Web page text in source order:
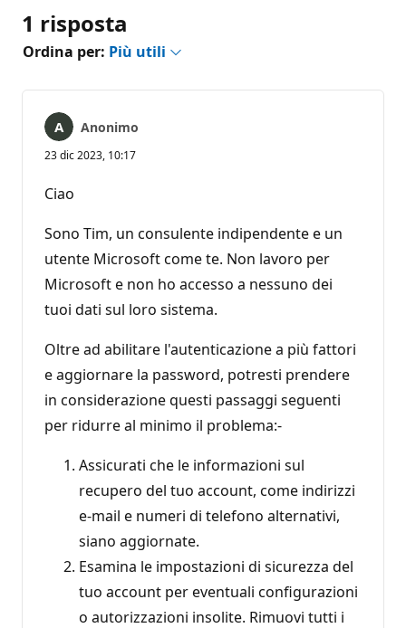
1 risposta
Ordina per: Più utili
Anonimo
23 dic 2023, 10:17
Ciao
Sono Tim, un consulente indipendente e un
utente Microsoft come te. Non lavoro per
Microsoft e non ho accesso a nessuno dei
tuoi dati sul loro sistema.
Oltre ad abilitare l'autenticazione a più fattori
e aggiornare la password, potresti prendere
in considerazione questi passaggi seguenti
per ridurre al minimo il problema:-
Assicurati che le informazioni sul
recupero del tuo account, come indirizzi
e-mail e numeri di telefono alternativi,
siano aggiornate.
Esamina le impostazioni di sicurezza del
tuo account per eventuali configurazioni
o autorizzazioni insolite. Rimuovi tutti i